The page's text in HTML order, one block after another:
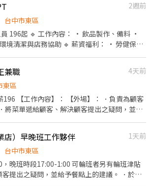
善及貼心的人格特質， 對餐飲充滿熱誠，客人
成就感來源，那你非常適合成為我們的夥
班獎勵金； 衝到 120 小時，直接加碼 3,000
休假也會按比例給你，好好休息也是我們在乎
？】 ◆ 外場－餐飲服務生 基本工作： 迎接客
服務 送餐、確認出餐品質、協助菜口 結帳收款
助手 基本工作： 打菜備料、切菜、處理根莖
手、順麵 燒鳥區備料協助（雞湯桑品牌） 協助
刀具） 洗碗、清潔洗區、刷地 進階工作（時
食材叫貨 7. 主管交辦事項 【適合這樣的你】
受輪班 ✔ 工作需要長時間站立沒問題 ✔ 喜歡餐
時段】 早班（內外場）：10:00–15:00 晚班
全日班（內外場）：11:30–22:30 ※ 以
切上班時間由店主管安排 【應徵方式很簡
」，填寫基本資料，我們會有專人幫你審核履
地點：
裝：黑褲、黑鞋 ＊彈性工時排班4-8小時(依
增減彈性調整~)"
2週前
台中市東區
兼職
4天前
東區
196 【工作內容】： 【外場】： ．負責為顧客
將菜單遞給顧客、解決顧客提出之疑問，並給
收銀等工作。 【內場】： ．擔任廚師的助手，
準備工作與其他餐廳相關事務。 ．負責洗、
．負責清理工作環境、設備和餐具。 ．準備
。 ．協助測量食材的容量與重量。 ．負責擺
【營業時間】：11:00–2100 【聯絡方式】：
店）早晚班工作夥伴
1天前
台中市東區
晚班時段17:00-1:00 可輪班者另有輪班津貼